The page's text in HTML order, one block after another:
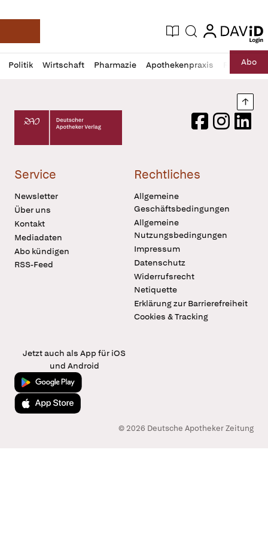
Deutsche Apotheker Zeitung
Aktuelle Ausgabe
Suche login
login
Politik Wirtschaft Pharmazie Apothekenpraxis RechtAbo
Profil
öffnen
Daz
Pur
Deutscher Apotheker Verlag Logo
FacebookInstagram
Service
Newsletter
Über uns
Kontakt
Mediadaten
Abo kündigen
RSS-Feed
Rechtliches
Allgemeine
Geschäftsbedingungen
Allgemeine
Nutzungsbedingungen
Impressum
Datenschutz
Widerrufsrecht
Netiquette
Erklärung zur Barrierefreiheit
Cookies & Tracking
Jetzt auch als App für iOS
und Android
Jetzt bei Google Play
Laden im App Store
© 2026 Deutsche Apotheker Zeitung